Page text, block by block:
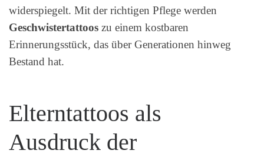
widerspiegelt. Mit der richtigen Pflege werden
Geschwistertattoos zu einem kostbaren
Erinnerungsstück, das über Generationen hinweg
Bestand hat.
Elterntattoos als
Ausdruck der